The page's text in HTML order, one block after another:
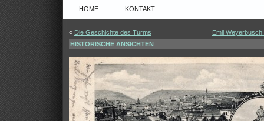
HOME KONTAKT
« Die Geschichte des Turms
Emil Weyerbusch
HISTORISCHE ANSICHTEN